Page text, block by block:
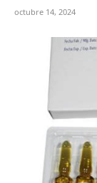
octubre 14, 2024